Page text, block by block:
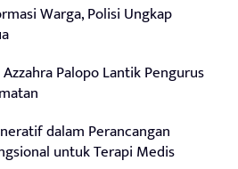
Warga, Polisi Ungkap
Palopo Lantik Pengurus
dalam Perancangan
untuk Terapi Medis